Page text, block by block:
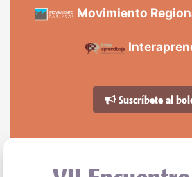
Movimiento
Suscríbete al